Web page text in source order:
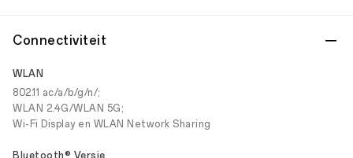
Connectiviteit
WLAN
802.11 ac/a/b/g/n/;
WLAN 2.4G/WLAN 5G;
Wi-Fi Display en WLAN Network Sharing
Bluetooth® Versie